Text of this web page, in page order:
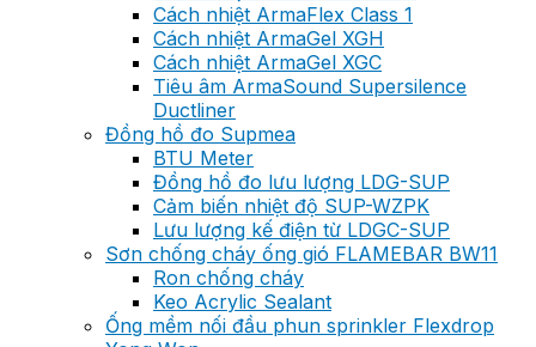
Cách nhiệt ArmaFlex Class 1
Cách nhiệt ArmaGel XGH
Cách nhiệt ArmaGel XGC
Tiêu âm ArmaSound Supersilence
Ductliner
Đồng hồ đo Supmea
BTU Meter
Đồng hồ đo lưu lượng LDG-SUP
Cảm biến nhiệt độ SUP-WZPK
Lưu lượng kế điện từ LDGC-SUP
Sơn chống cháy ống gió FLAMEBAR BW11
Ron chống cháy
Keo Acrylic Sealant
Ống mềm nối đầu phun sprinkler Flexdrop